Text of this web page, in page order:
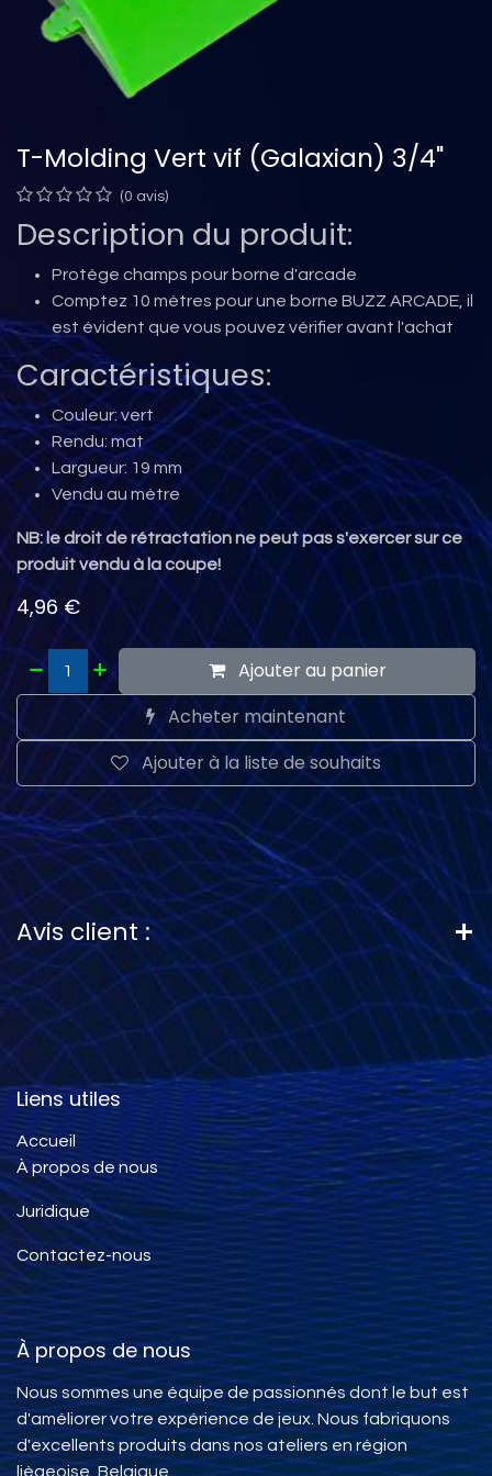
T-Molding Vert vif (Galaxian) 3/4"
(0 avis)
Description du produit:
Protège champs pour borne d'arcade
Comptez 10 mètres pour une borne BUZZ ARCADE, il
est évident que vous pouvez vérifier avant l'achat
Caractéristiques:
Couleur: vert
Rendu: mat
Largueur: 19 mm
Vendu au mètre
NB: le droit de rétractation ne peut pas s'exercer sur ce
produit vendu à la coupe!
4,96€
Ajouter au panier
Acheter maintenant
Ajouter à la liste de souhaits
Avis client :
Liens utiles
Accueil
À propos de nous
Juridique
Contactez-nous
À propos de nous
Nous sommes une équipe de passionnés dont le but est
d'améliorer votre expérience de jeux. Nous fabriquons
d'excellents produits dans nos ateliers en région
liègeoise, Belgique